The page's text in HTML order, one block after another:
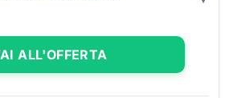
ALL'OFFERTA